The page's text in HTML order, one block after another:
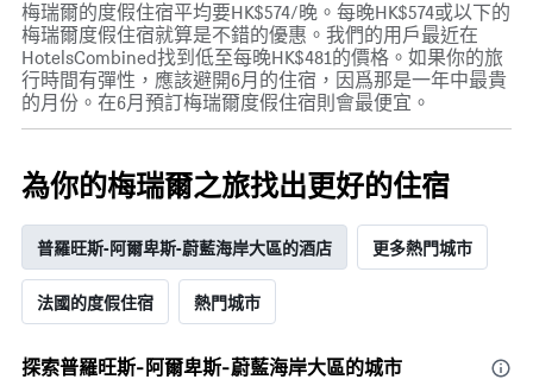
梅瑞爾的度假住宿平均要HK$574/晚。每晚HK$574或以下的
梅瑞爾度假住宿就算是不錯的優惠。我們的用戶最近在
HotelsCombined找到低至每晚HK$481的價格。如果你的旅
行時間有彈性，應該避開6月的住宿，因爲那是一年中最貴
的月份。在6月預訂梅瑞爾度假住宿則會最便宜。
為你的梅瑞爾之旅找出更好的住宿
普羅旺斯-阿爾卑斯-蔚藍海岸大區的酒店 更多熱門城市
法國的度假住宿 熱門城市
探索普羅旺斯-阿爾卑斯-蔚藍海岸大區​的城市